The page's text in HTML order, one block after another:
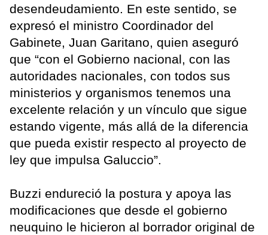
desendeudamiento. En este sentido, se
expresó el ministro Coordinador del
Gabinete, Juan Garitano, quien aseguró
que “con el Gobierno nacional, con las
autoridades nacionales, con todos sus
ministerios y organismos tenemos una
excelente relación y un vínculo que sigue
estando vigente, más allá de la diferencia
que pueda existir respecto al proyecto de
ley que impulsa Galuccio”.
Buzzi endureció la postura y apoya las
modificaciones que desde el gobierno
neuquino le hicieron al borrador original de